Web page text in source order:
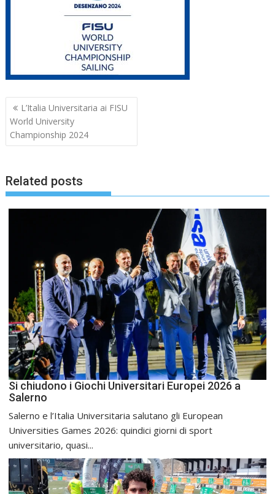
Navigazione
articoli
L’Italia Universitaria ai FISU
World University
Championship 2024
Related posts
Si chiudono i Giochi Universitari Europei 2026 a
Salerno
Salerno e l’Italia Universitaria salutano gli European
Universities Games 2026: quindici giorni di sport
universitario, quasi...